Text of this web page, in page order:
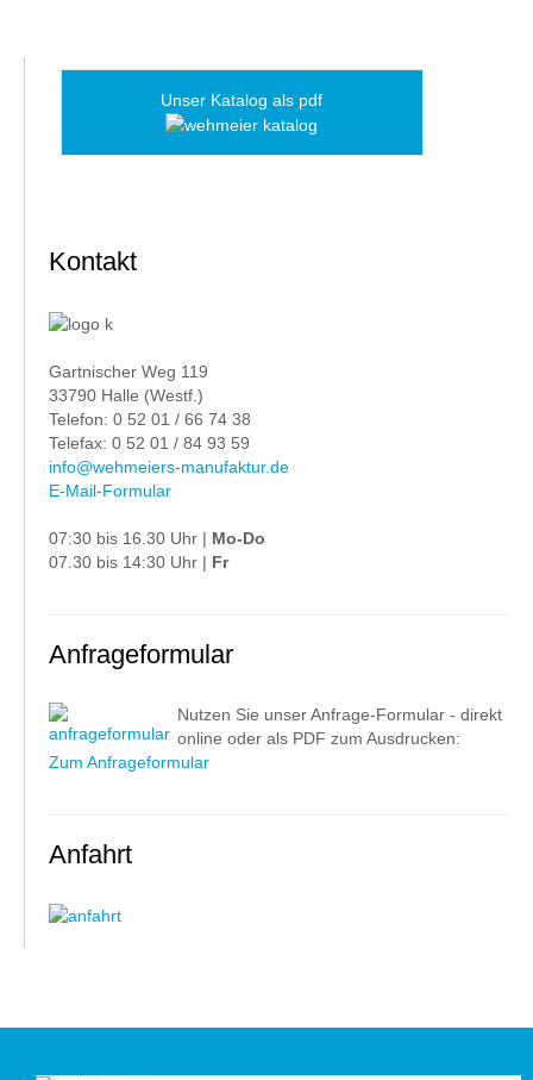
Unser Katalog als pdf
Kontakt
Gartnischer Weg 119
33790 Halle (Westf.)
Telefon: 0 52 01 / 66 74 38
Telefax: 0 52 01 / 84 93 59
info@wehmeiers-manufaktur.de
E-Mail-Formular
07:30 bis 16.30 Uhr | Mo-Do
07.30 bis 14:30 Uhr | Fr
Anfrageformular
Nutzen Sie unser Anfrage-Formular - direkt
online oder als PDF zum Ausdrucken:
Zum Anfrageformular
Anfahrt